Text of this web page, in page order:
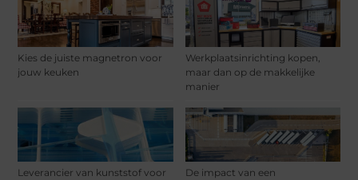
Kies de juiste magnetron voor
jouw keuken
Werkplaatsinrichting kopen,
maar dan op de makkelijke
manier
Leverancier van kunststof voor
De impact van een